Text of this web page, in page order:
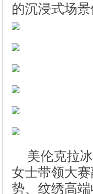
美伦克拉